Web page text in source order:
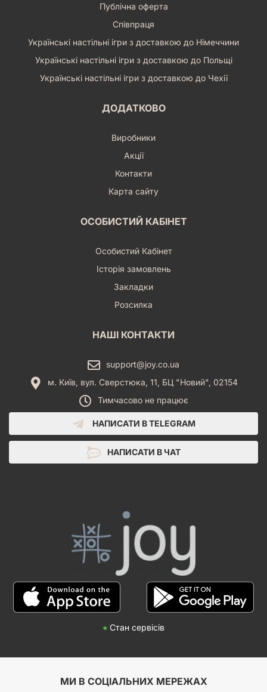
Публічна оферта
Співпраця
Українські настільні ігри з доставкою до Німеччини
Українські настільні ігри з доставкою до Польщі
Українські настільні ігри з доставкою до Чехії
ДОДАТКОВО
Виробники
Акції
Контакти
Карта сайту
ОСОБИСТИЙ КАБІНЕТ
Особистий Кабінет
Історія замовлень
Закладки
Розсилка
НАШІ КОНТАКТИ
support@joy.co.ua
м. Київ, вул. Сверстюка, 11, БЦ "Новий", 02154
Тимчасово не працює
НАПИСАТИ В TELEGRAM
НАПИСАТИ В ЧАТ
● Стан сервісів
МИ В СОЦІАЛЬНИХ МЕРЕЖАХ